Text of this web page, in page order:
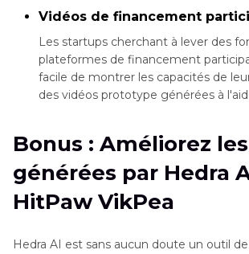
Vidéos de financement
Les startups cherchant à lever des
plateformes de financement
facile de montrer les capacités de
des vidéos prototype générées à
Bonus : Améliorez
générées par Hedra
HitPaw VikPea
Hedra AI est sans aucun doute un outil